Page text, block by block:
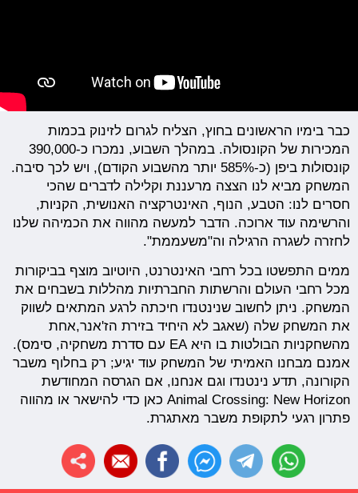
כבר בימיו הראשונים בחוץ, הצליח לגרום לזינוק בכמות
המכירות של הקונסולה. במהלך השבוע, נמכרו כ-390,000
קונסולות ביפן (כ-585% יותר מהשבוע הקודם), ויש לכך סיבה.
המשחק מביא לנו הצצה מרעננת וקלילה לדברים שהכי
חסרים לנו: הטבע, הנוף, האינטרקציה האנושית, הקניות,
והרשימה עוד ארוכה. הדבר למעשה מהווה את הכמיהה שלנו
לחזרה לשגרה הרגילה וה"משעממת".
ממים התפשטו בכל רחבי האינטרנט, היוטיוב מוצף בביקורות
מכל רחבי העולם והרשתות החברתיות מהללות בשבחים את
המשחק. ניתן לחשוב שנינטנדו חיכתה לרגע המתאים לשווק
את המשחק שלה (שאגב לא היחיד בזירת הז'אנר,אחת
מהשחקניות הבולטות בו היא EA עם סדרת משחקיה, סימס).
אמנם מבחנו האמיתי של המשחק עוד יגיע; רק בחלוף משבר
הקורונה, תדע נינטנדו וגם אנחנו, אם הגרסה המחודשת
Animal Crossing: New Horizon כאן כדי להישאר או מהווה
פתרון רגעי לתקופת משבר מאתגרת.